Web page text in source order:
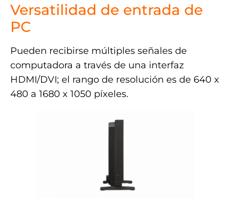
Versatilidad de entrada de
PC
Pueden recibirse múltiples señales de
computadora a través de una interfaz
HDMI/DVI; el rango de resolución es de 640 x
480 a 1680 x 1050 píxeles.